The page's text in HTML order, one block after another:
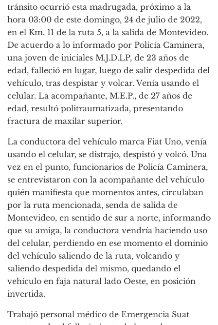
tránsito ocurrió esta madrugada, próximo a la
hora 03:00 de este domingo, 24 de julio de 2022,
en el Km. 11 de la ruta 5, a la salida de Montevideo.
De acuerdo a lo informado por Policía Caminera,
una joven de iniciales M.J.D.LP, de 23 años de
edad, falleció en lugar, luego de salir despedida del
vehículo, tras despistar y volcar. Venía usando el
celular. La acompañante, M.E.P., de 27 años de
edad, resultó politraumatizada, presentando
fractura de maxilar superior.
La conductora del vehículo marca Fiat Uno, venía
usando el celular, se distrajo, despistó y volcó. Una
vez en el punto, funcionarios de Policía Caminera,
se entrevistaron con la acompañante del vehículo
quién manifiesta que momentos antes, circulaban
por la ruta mencionada, senda de salida de
Montevideo, en sentido de sur a norte, informando
que su amiga, la conductora vendría haciendo uso
del celular, perdiendo en ese momento el dominio
del vehículo saliendo de la ruta, volcando y
saliendo despedida del mismo, quedando el
vehículo en faja natural lado Oeste, en posición
invertida.
Trabajó personal médico de Emergencia Suat